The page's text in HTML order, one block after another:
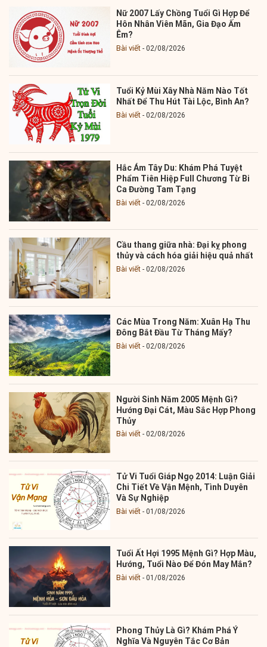
Nữ 2007 Lấy Chồng Tuổi Gì Hợp Để
Hôn Nhân Viên Mãn, Gia Đạo Ấm
Êm?
Bài viết 02/08/2026
Tuổi Kỷ Mùi Xây Nhà Năm Nào Tốt
Nhất Để Thu Hút Tài Lộc, Bình An?
Bài viết 02/08/2026
Hắc Ám Tây Du: Khám Phá Tuyệt
Phẩm Tiên Hiệp Full Chương Từ Bi
Ca Đường Tam Tạng
Bài viết 02/08/2026
Cầu thang giữa nhà: Đại kỵ phong
thủy và cách hóa giải hiệu quả nhất
Bài viết 02/08/2026
Các Mùa Trong Năm: Xuân Hạ Thu
Đông Bắt Đầu Từ Tháng Mấy?
Bài viết 02/08/2026
Người Sinh Năm 2005 Mệnh Gì?
Hướng Đại Cát, Màu Sắc Hợp Phong
Thủy
Bài viết 02/08/2026
Tử Vi Tuổi Giáp Ngọ 2014: Luận Giải
Chi Tiết Về Vận Mệnh, Tình Duyên
Và Sự Nghiệp
Bài viết 01/08/2026
Tuổi Ất Hợi 1995 Mệnh Gì? Hợp Màu,
Hướng, Tuổi Nào Để Đón May Mắn?
Bài viết 01/08/2026
Phong Thủy Là Gì? Khám Phá Ý
Nghĩa Và Nguyên Tắc Cơ Bản